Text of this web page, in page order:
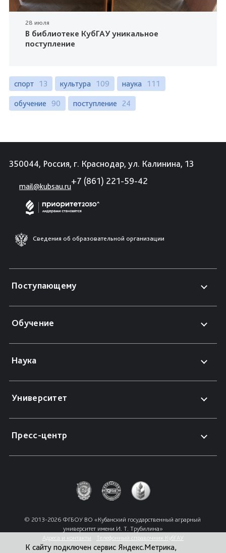
28 июля
В библиотеке КубГАУ уникальное
поступление
спорт 13 культура 109 наука 111
обучение 90 поступление 24
350044, Россия, г. Краснодар, ул. Калинина, 13
mail@kubsau.ru
+7 (861) 221-59-42
Сведения об образовательной организации
Поступающему
Обучение
Наука
Университет
Пресс-центр
© 2013-2026 ФГБОУ ВО «Кубанский государственный аграрный
университет имени И. Т. Трубилина»
Адреса и контакты
Телефонный справочник КубГАУ
К сайту подключен сервис Яндекс.Метрика,